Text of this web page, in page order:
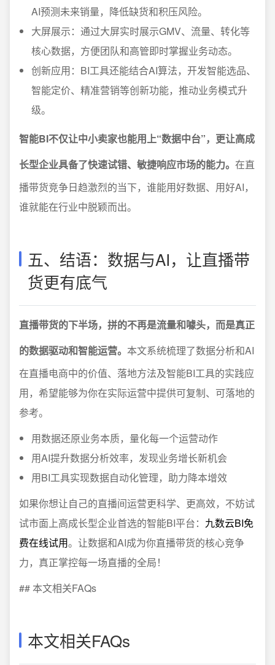
AI预测未来销量，降低缺货和积压风险。
大屏展示：通过大屏实时展示GMV、流量、转化等
核心数据，方便团队和高管即时掌握业务动态。
创新应用：BI工具还能结合AI算法，开发智能选品、
智能定价、精准营销等创新功能，推动业务模式升
级。
智能BI不仅让中小卖家也能用上“数据中台”，更让高成
长型企业具备了快速试错、敏捷响应市场的能力。 在直
播带货竞争日趋激烈的当下，谁能用好数据、用好AI，
谁就能在行业中脱颖而出。
五、结语：数据与AI，让直播带
货更有底气
直播带货的下半场，拼的不再是流量和噱头，而是真正
的数据驱动和智能运营。 本文系统梳理了数据分析和AI
在直播电商中的价值、落地方法及智能BI工具的实践应
用，希望能够为你在实际运营中提供可复制、可落地的
参考。
用数据还原业务本质，量化每一个运营动作
用AI提升数据分析效率，发现业务增长新机会
用BI工具实现数据自动化管理，助力降本增效
如果你想让自己的直播间运营更科学、更高效，不妨试
试市面上高成长型企业首选的智能BI平台： 九数云BI免
费在线试用。让数据和AI成为你直播带货的核心竞争
力，真正掌控每一场直播的全局！
## 本文相关FAQs
本文相关FAQs